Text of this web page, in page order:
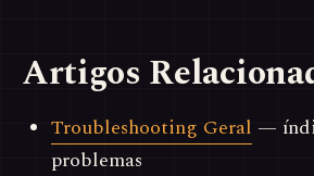
Artigos
Troubleshooting Geral —
problemas